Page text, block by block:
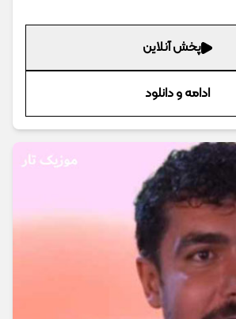
پخش آنلاین
ادامه و دانلود